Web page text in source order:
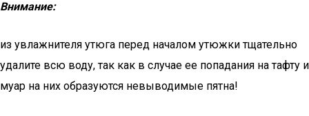
Внимание:
из увлажнителя утюга перед началом утюжки тщательно
удалите всю воду, так как в случае ее попадания на тафту и
муар на них образуются невыводимые пятна!